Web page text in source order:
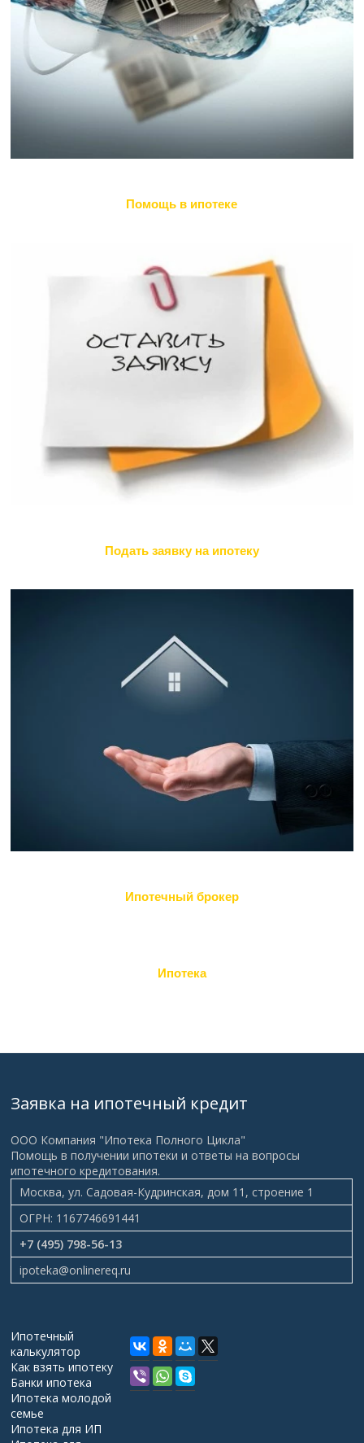
Помощь в ипотеке
Подать заявку на ипотеку
Ипотечный брокер
Ипотека
Заявка на ипотечный кредит
ООО Компания "Ипотека Полного Цикла"
Помощь в получении ипотеки и ответы на вопросы
ипотечного кредитования.
Москва, ул. Садовая-Кудринская, дом 11, строение 1
ОГРН: 1167746691441
+7 (495) 798-56-13
ipoteka@onlinereq.ru
Ипотечный
калькулятор
Как взять ипотеку
Банки ипотека
Ипотека молодой
семье
Ипотека для ИП